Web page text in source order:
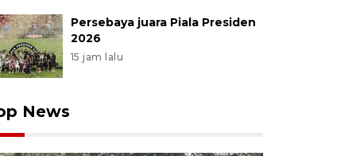
Persebaya juara Piala Presiden
2026
15 jam lalu
News